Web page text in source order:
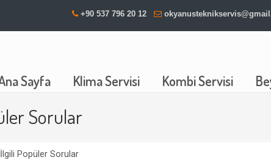
+90 537 796 20 12
Sayfa Klima Servisi Kombi Servisi
Sorular
Popüler Sorular